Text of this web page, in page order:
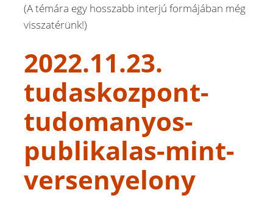
(A témára egy hosszabb interjú formájában még
visszatérünk!)
2022.11.23.
tudaskozpont-
tudomanyos-
publikalas-mint-
versenyelony